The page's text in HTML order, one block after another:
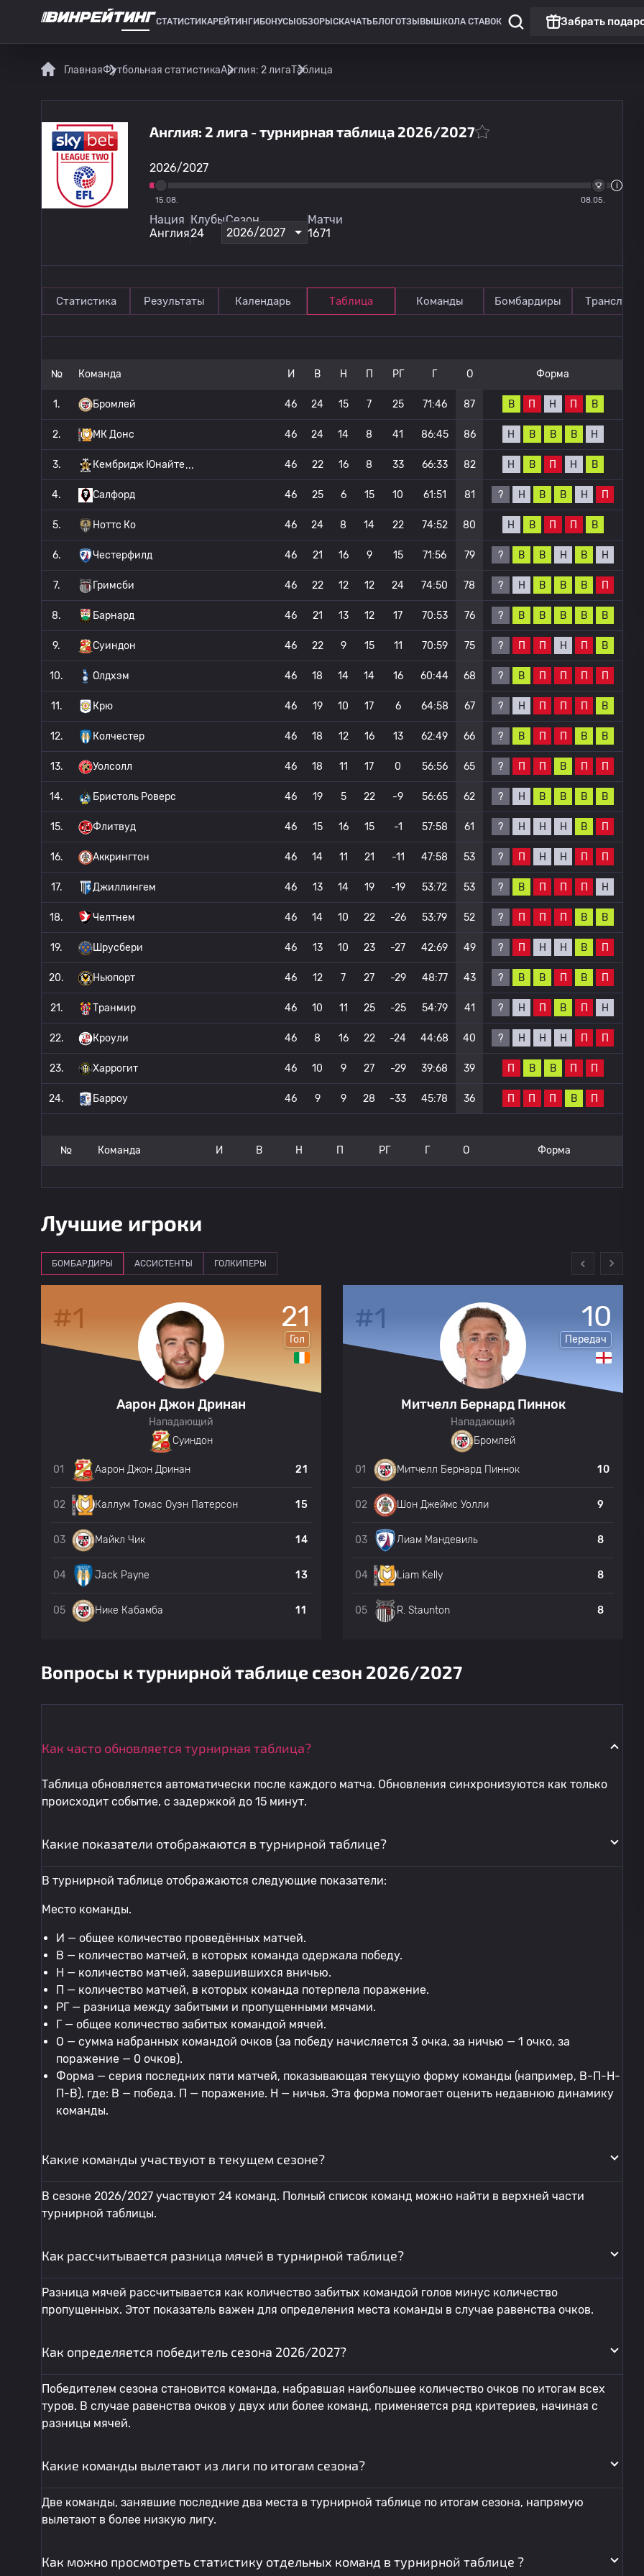
СТАТИСТИКАРЕЙТИНГИ БОНУСЫ ОБЗОРЫ СКАЧАТЬ БЛОГОТЗЫВЫ ШКОЛА СТАВОК Забрать
ГлавнаяФутбольная статистикаАнглия: 2 лигаТаблица
Англия: 2 лига - турнирная таблица 2026/2027
2026/2027
08.05.
15.08.
Нация
Англия
Клубы
24
Сезон
2026/2027
Матчи
1671
Статистика Результаты Календарь Таблица Команды Бомбардиры Трансляции
№ Команда И В Н П РГ Г О Форма
1. Бромлей 46 24 15 7 25 71:46 87 В П Н П В
2. МК Донс 46 24 14 8 41 86:45 86 Н В В В Н
3. Кембридж Юнайте 46 22 16 8 33 66:33 82 Н В П Н В
4. Салфорд 46 25 6 15 10 61:51 81 ? Н В В Н П
5. Ноттс Ко 46 24 8 14 22 74:52 80 Н В П П В
6. Честерфилд 46 21 16 9 15 71:56 79 ? В В Н В Н
7. Гримсби 46 22 12 12 24 74:50 78 ? Н В В В П
8. Барнард 46 21 13 12 17 70:53 76 ? В В В В В
9. Суиндон 46 22 9 15 11 70:59 75 ? П П Н П В
10. Олдхэм 46 18 14 14 16 60:44 68 ? В П П П П
11. Крю 46 19 10 17 6 64:58 67 ? Н П П П В
12. Колчестер 46 18 12 16 13 62:49 66 ? В П П В В
13. Уолсолл 46 18 11 17 0 56:56 65 ? П П В П П
14. Бристоль Роверс 46 19 5 22 -9 56:65 62 ? Н В В В В
15. Флитвуд 46 15 16 15 -1 57:58 61 ? Н Н Н В П
16. Аккрингтон 46 14 11 21 -11 47:58 53 ? П Н Н П П
17. Джиллингем 46 13 14 19 -19 53:72 53 ? В П П П Н
18. Челтнем 46 14 10 22 -26 53:79 52 ? П П П В В
19. Шрусбери 46 13 10 23 -27 42:69 49 ? П Н Н В П
20. Ньюпорт 46 12 7 27 -29 48:77 43 ? В В П В П
21. Транмир 46 10 11 25 -25 54:79 41 ? Н П В П Н
22. Кроули 46 8 16 22 -24 44:68 40 ? Н Н Н П П
23. Харрогит 46 10 9 27 -29 39:68 39 П В В П П
24. Барроу 46 9 9 28 -33 45:78 36 П П П В П
№ Команда И В Н П РГ Г О Форма
Лучшие игроки
БОМБАРДИРЫ АССИСТЕНТЫ ГОЛКИПЕРЫ
#1
Аарон Джон Дринан
Нападающий
Суиндон
21
Гол
01 Аарон Джон Дринан 21
02 Каллум Томас Оуэн Патерсон 15
03 Майкл Чик 14
04 Jack Payne 13
05 Нике Кабамба 11
#1
Митчелл Бернард Пиннок
Нападающий
Бромлей
10
Передач
01 Митчелл Бернард Пиннок 10
02 Шон Джеймс Уолли 9
03 Лиам Мандевиль 8
04 Liam Kelly 8
05 R. Staunton 8
Вопросы к турнирной таблице сезон 2026/2027
Как часто обновляется турнирная таблица?
Таблица обновляется автоматически после каждого матча. Обновления синхронизуются как только
происходит событие, с задержкой до 15 минут.
Какие показатели отображаются в турнирной таблице?
В турнирной таблице отображаются следующие показатели:
Место команды.
И — общее количество проведённых матчей.
В — количество матчей, в которых команда одержала победу.
Н — количество матчей, завершившихся вничью.
П — количество матчей, в которых команда потерпела поражение.
РГ — разница между забитыми и пропущенными мячами.
Г — общее количество забитых командой мячей.
О — сумма набранных командой очков (за победу начисляется 3 очка, за ничью — 1 очко, за
поражение — 0 очков).
Форма — серия последних пяти матчей, показывающая текущую форму команды (например, В-П-Н-
П-В), где: В — победа. П — поражение. Н — ничья. Эта форма помогает оценить недавнюю динамику
команды.
Какие команды участвуют в текущем сезоне?
В сезоне 2026/2027 участвуют 24 команд. Полный список команд можно найти в верхней части
турнирной таблицы.
Как рассчитывается разница мячей в турнирной таблице?
Разница мячей рассчитывается как количество забитых командой голов минус количество
пропущенных. Этот показатель важен для определения места команды в случае равенства очков.
Как определяется победитель сезона 2026/2027?
Победителем сезона становится команда, набравшая наибольшее количество очков по итогам всех
туров. В случае равенства очков у двух или более команд, применяется ряд критериев, начиная с
разницы мячей.
Какие команды вылетают из лиги по итогам сезона?
Две команды, занявшие последние два места в турнирной таблице по итогам сезона, напрямую
вылетают в более низкую лигу.
Как можно просмотреть статистику отдельных команд в турнирной таблице ?
Омония
13.08